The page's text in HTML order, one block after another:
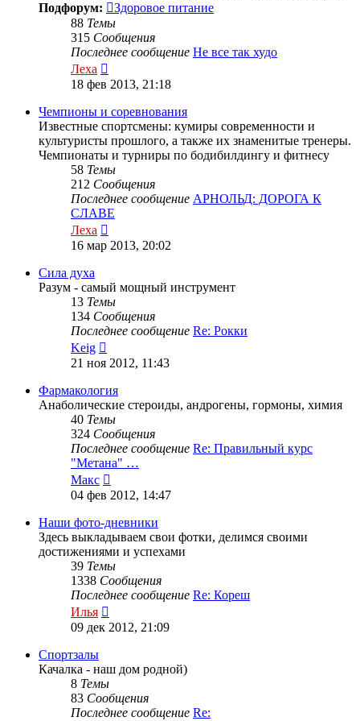
Подфорум:
Здоровое питание
88 Темы
315 Сообщения
Последнее сообщение Не все так худо
Леха
к
сообщению
18 фев 2013, 21:18
Чемпионы и соревнования
Известные спортсмены: кумиры современности и
культуристы прошлого, а также их знаменитые тренеры.
Чемпионаты и турниры по бодибилдингу и фитнесу
58 Темы
212 Сообщения
Последнее сообщение АРНОЛЬД: ДОРОГА К
СЛАВЕ
Леха
к
16 мар 2013, 20:02
Сила духа
Разум - самый мощный инструмент
13 Темы
134 Сообщения
Последнее сообщение Re: Рокки
Keig
к
сообщению
21 ноя 2012, 11:43
Фармакология
Анаболические стероиды, андрогены, гормоны, химия
40 Темы
324 Сообщения
Последнее сообщение Re: Правильный курс
"Метана" …
Макс
к
сообщению
04 фев 2012, 14:47
Наши фото-дневники
Здесь выкладываем свои фотки, делимся своими
достижениями и успехами
39 Темы
1338 Сообщения
Последнее сообщение Re: Кореш
Илья
к
09 дек 2012, 21:09
Спортзалы
Качалка - наш дом родной)
8 Темы
83 Сообщения
Последнее сообщение Re: